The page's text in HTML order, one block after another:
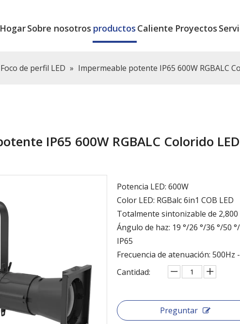
HogarSobre nosotros productos Caliente Proyectos
Foco de perfil LED » Impermeable potente IP65 600W RGBALC
IP65 600W RGBALC Colorido
Potencia LED: 600W
Color LED: RGBalc 6in1 COB LED
Totalmente sintonizable de 2,800
Ángulo de haz: 19 °/26 °/36 °/50
IP65
Frecuencia de atenuación: 500Hz
Cantidad:
Preguntar